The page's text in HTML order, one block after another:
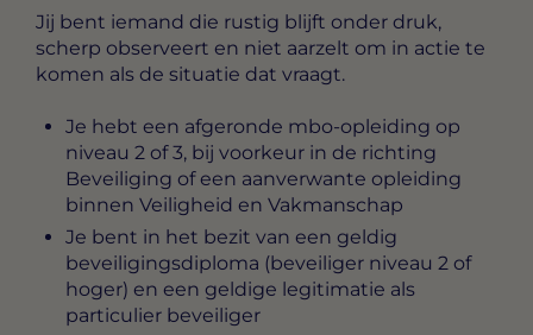
Jij bent iemand die rustig blijft onder druk,
scherp observeert en niet aarzelt om in actie te
komen als de situatie dat vraagt.
Je hebt een afgeronde mbo-opleiding op
niveau 2 of 3, bij voorkeur in de richting
Beveiliging of een aanverwante opleiding
binnen Veiligheid en Vakmanschap
Je bent in het bezit van een geldig
beveiligingsdiploma (beveiliger niveau 2 of
hoger) en een geldige legitimatie als
particulier beveiliger